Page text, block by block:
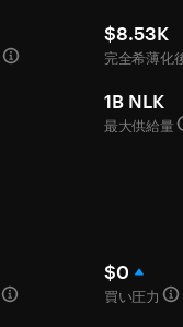
$8.53K
1B NLK
最大供給量
$0
買い圧力